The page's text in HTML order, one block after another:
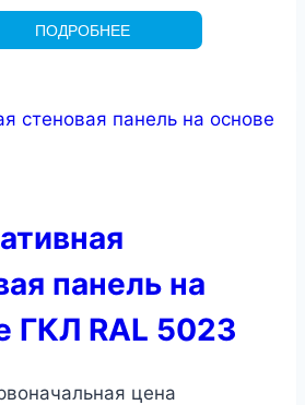
ПОДРОБНЕЕ
панель на
ГКЛ RAL 5023
цена